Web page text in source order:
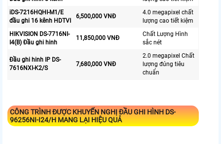
iDS-7216HQHI-M1/E
đầu ghi 16 kênh HDTVI
6,500,000 VNĐ
4.0 megapixel chất
lượng cao tiết kiệm
HIKVISION DS-7716NI-
I4(B) Đầu ghi hinh
11,850,000 VNĐ
Chất Lượng Hình
sắc nét
Đầu ghi hinh IP DS-
7616NXI-K2/S
7,680,000 VNĐ
2.0 megapixel Chất
lượng đúng tiêu
chuẩn
CÔNG TRÌNH ĐƯỢC KHUYẾN NGHỊ ĐẦU GHI HÌNHDS-
96256NI-I24/HMANG LẠI HIỆU QUẢ